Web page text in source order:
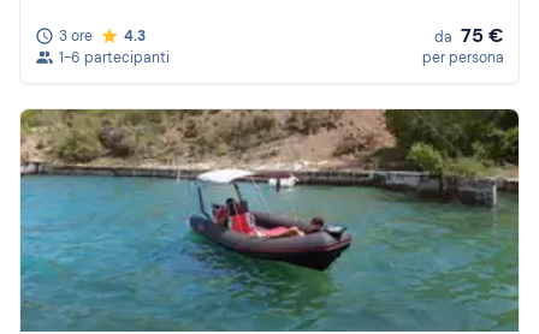
3 ore
4.3
1-6 partecipanti
da 75 €
per persona